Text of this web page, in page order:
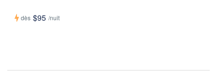
dès $95 /nuit